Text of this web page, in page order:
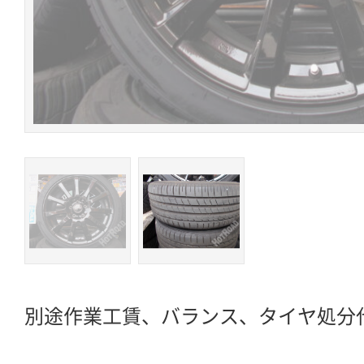
別途作業工賃、バランス、タイヤ処分